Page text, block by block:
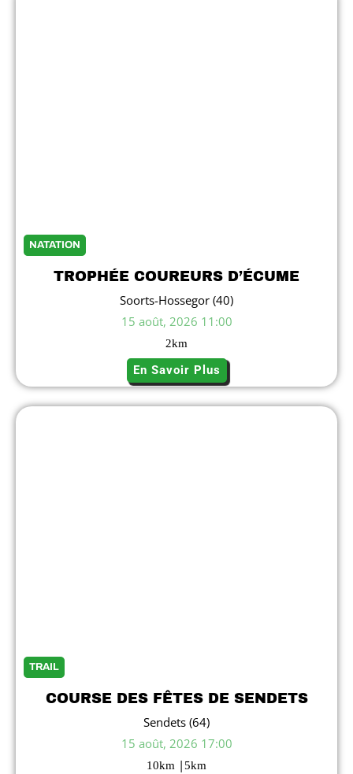
NATATION
TROPHÉE COUREURS D’ÉCUME
Soorts-Hossegor (40)
15 août, 2026 11:00
2km
En Savoir Plus
TRAIL
COURSE DES FÊTES DE SENDETS
Sendets (64)
15 août, 2026 17:00
10km |5km